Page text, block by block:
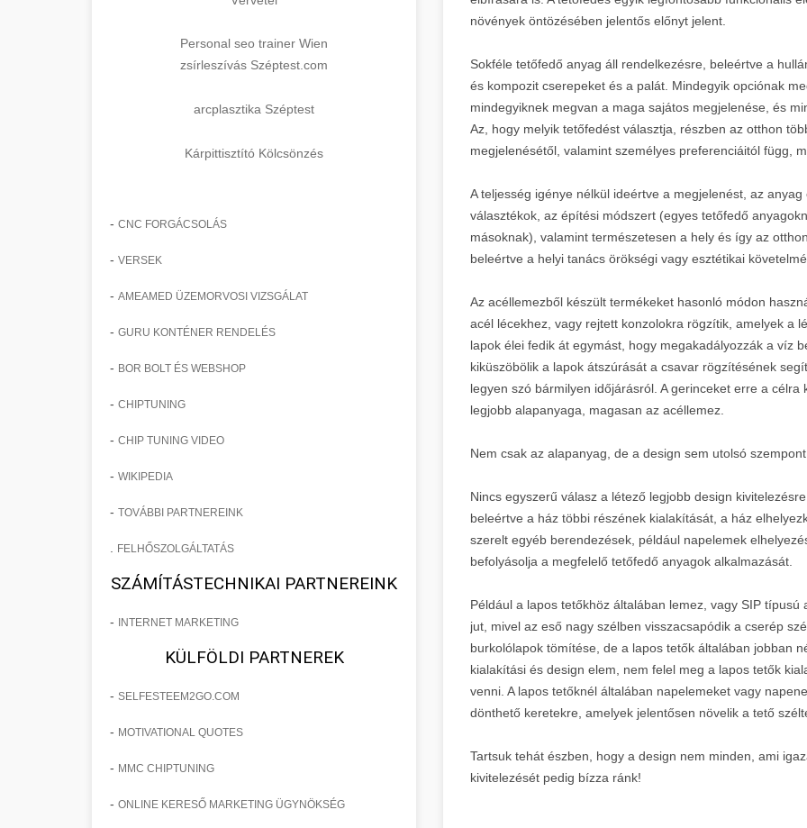
Personal seo trainer Wien
zsírleszívás Széptest.com
arcplasztika Széptest
Kárpittisztító Kölcsönzés
- CNC FORGÁCSOLÁS
- VERSEK
- AMEAMED ÜZEMORVOSI VIZSGÁLAT
- GURU KONTÉNER RENDELÉS
- BOR BOLT ÉS WEBSHOP
- CHIPTUNING
- CHIP TUNING VIDEO
- WIKIPEDIA
- TOVÁBBI PARTNEREINK
FELHŐSZOLGÁLTATÁS
SZÁMÍTÁSTECHNIKAI PARTNEREINK
- INTERNET MARKETING
KÜLFÖLDI PARTNEREK
- SELFESTEEM2GO.COM
- MOTIVATIONAL QUOTES
- MMC CHIPTUNING
- ONLINE KERESŐ MARKETING ÜGYNÖKSÉG
növények öntözésében jelentős előnyt jelent.
Sokféle tetőfedő anyag áll rendelkezésre, beleértve a
és kompozit cserepeket és a palát. Mindegyik opciónak
mindegyiknek megvan a maga sajátos megjelenése, és
Az, hogy melyik tetőfedést választja, részben az otthon
megjelenésétől, valamint személyes preferenciáitól függ,
A teljesség igénye nélkül ideértve a megjelenést, az
választékok, az építési módszert (egyes tetőfedő
másoknak), valamint természetesen a hely és így az
beleértve a helyi tanács örökségi vagy esztétikai
Az acéllemezből készült termékeket hasonló módon
acél lécekhez, vagy rejtett konzolokra rögzítik, amelyek a
lapok élei fedik át egymást, hogy megakadályozzák a víz
kiküszöbölik a lapok átszúrását a csavar rögzítésének
legyen szó bármilyen időjárásról. A gerinceket erre a
legjobb alapanyaga, magasan az acéllemez.
Nem csak az alapanyag, de a design sem utolsó
Nincs egyszerű válasz a létező legjobb design
beleértve a ház többi részének kialakítását, a ház
szerelt egyéb berendezések, például napelemek
befolyásolja a megfelelő tetőfedő anyagok alkalmazását.
Például a lapos tetőkhöz általában lemez, vagy SIP
jut, mivel az eső nagy szélben visszacsapódik a cserép
burkolólapok tömítése, de a lapos tetők általában jobban
kialakítási és design elem, nem felel meg a lapos tetők
venni. A lapos tetőknél általában napelemeket vagy
dönthető keretekre, amelyek jelentősen növelik a tető
Tartsuk tehát észben, hogy a design nem minden, ami
kivitelezését pedig bízza ránk!